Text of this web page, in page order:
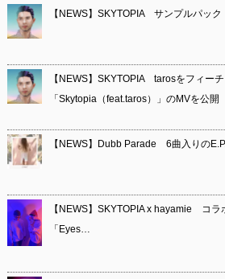
【NEWS】SKYTOPIA サンプルパッ
【NEWS】SKYTOPIA tarosをフィー
「Skytopia（feat.taros）」のMVを公開
【NEWS】Dubb Parade 6曲入りの
【NEWS】SKYTOPIA x hayamie コラ
「Eyes…